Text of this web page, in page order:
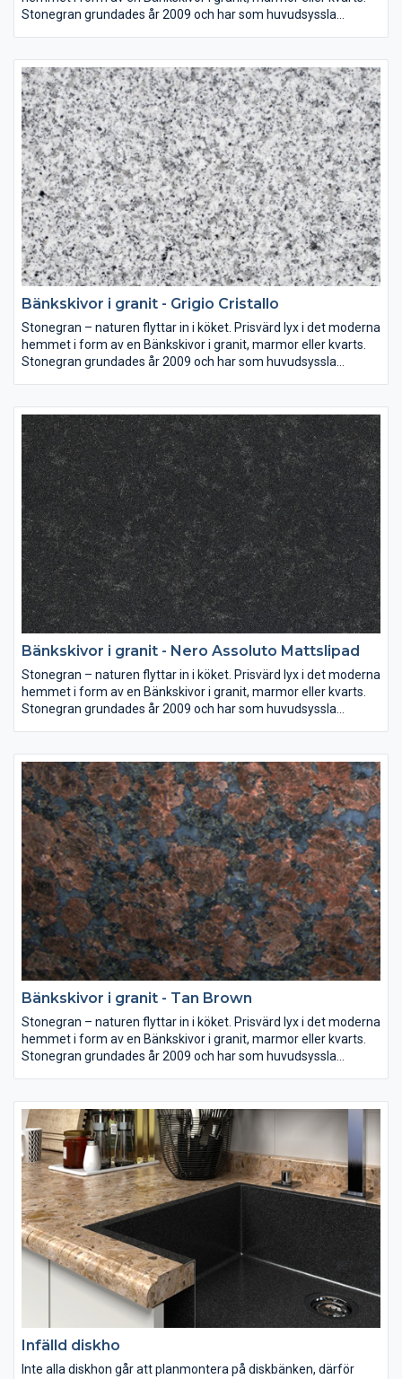
Stonegran grundades år 2009 och har som huvudsyssla
Sten i sina naturliga färger är en investering som ni kan njuta av
i många år. Väljer ni en bänkskiva i granit, marmor eller kvarts
ger ni era lokaler en tidlös form och skönhet.
Bänkskivor i granit - Grigio Cristallo
Stonegran – naturen flyttar in i köket. Prisvärd lyx i det moderna
hemmet i form av en Bänkskivor i granit, marmor eller kvarts.
Stonegran grundades år 2009 och har som huvudsyssla
Sten i sina naturliga färger är en investering som ni kan njuta av
i många år. Väljer ni en bänkskiva i granit, marmor eller kvarts
ger ni era lokaler en tidlös form och skönhet.
Bänkskivor i granit - Nero Assoluto Mattslipad
Stonegran – naturen flyttar in i köket. Prisvärd lyx i det moderna
hemmet i form av en Bänkskivor i granit, marmor eller kvarts.
Stonegran grundades år 2009 och har som huvudsyssla
Sten i sina naturliga färger är en investering som ni kan njuta av
i många år. Väljer ni en bänkskiva i granit, marmor eller kvarts
ger ni era lokaler en tidlös form och skönhet.
Bänkskivor i granit - Tan Brown
Stonegran – naturen flyttar in i köket. Prisvärd lyx i det moderna
hemmet i form av en Bänkskivor i granit, marmor eller kvarts.
Stonegran grundades år 2009 och har som huvudsyssla
Sten i sina naturliga färger är en investering som ni kan njuta av
i många år. Väljer ni en bänkskiva i granit, marmor eller kvarts
ger ni era lokaler en tidlös form och skönhet.
Infälld diskho
Inte alla diskhon går att planmontera på diskbänken, därför